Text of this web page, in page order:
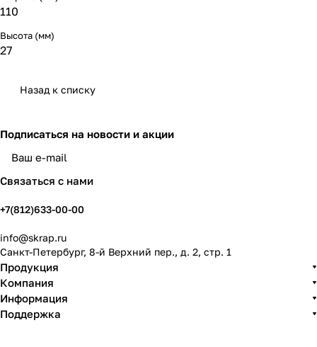
110
Высота (мм)
27
Назад к списку
Подписаться на новости и акции
Связаться с нами
+7(812)633-00-00
info@skrap.ru
Санкт-Петербург, 8-й Верхний пер., д. 2, стр. 1
Продукция
Компания
Информация
Поддержка